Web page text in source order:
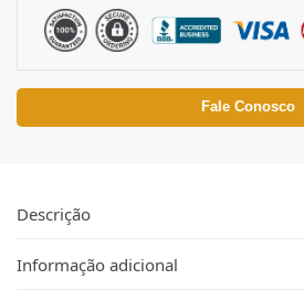
Fale Conosco
Descrição
Informação adicional